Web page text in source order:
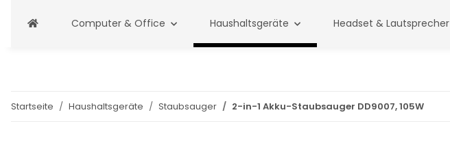
Computer & Office Haushaltsgeräte Headset & Lautsprecher
Startseite Haushaltsgeräte Staubsauger 2-in-1 Akku-Staubsauger DD9007, 105W